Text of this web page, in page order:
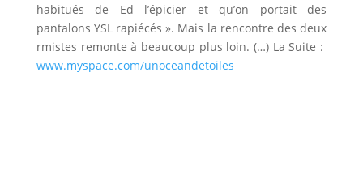
habitués de Ed l’épicier et qu’on portait des
pantalons YSL rapiécés ». Mais la rencontre des deux
rmistes remonte à beaucoup plus loin. (…) La Suite :
www.myspace.com/unoceandetoiles